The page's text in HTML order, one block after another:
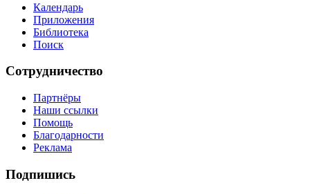
Календарь
Приложения
Библиотека
Поиск
Сотрудничество
Партнёры
Наши ссылки
Помощь
Благодарности
Реклама
Подпишись